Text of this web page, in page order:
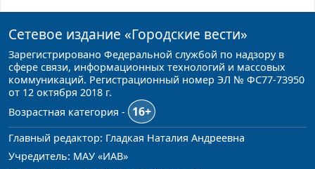
Сетевое издание «Городские вести»
Зарегистрировано Федеральной службой по надзору в
сфере связи, информационных технологий и массовых
коммуникаций. Регистрационный номер ЭЛ № ФС77-73950
от 12 октября 2018 г.
Возрастная категория -
16+
Главный редактор: Гладкая Наталия Андреевна
Учредитель: МАУ «ИАВ»